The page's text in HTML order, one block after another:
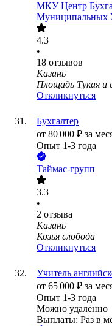
МКУ Центр
Муниципальных
4.3
•
18 отзывов
Казань
Площадь Тукая и
Откликнуться
Бухгалтер
от 80 000 ₽ за
Опыт 1-3 года
Таймас-групп
3.3
•
2 отзыва
Казань
Козья слобода
Откликнуться
Учитель
от 65 000 ₽ за
Опыт 1-3 года
Можно удалённо
Выплаты: Раз в